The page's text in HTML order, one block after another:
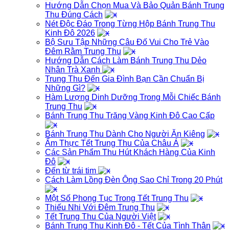
Hướng Dẫn Chọn Mua Và Bảo Quản Bánh Trung
Thu Đúng Cách
Nét Độc Đáo Trong Từng Hộp Bánh Trung Thu
Kinh Đô 2026
Bộ Sưu Tập Những Câu Đố Vui Cho Trẻ Vào
Đêm Rằm Trung Thu
Hướng Dẫn Cách Làm Bánh Trung Thu Dẻo
Nhân Trà Xanh
Trung Thu Đến Gia Đình Bạn Cần Chuẩn Bị
Những Gì?
Hàm Lượng Dinh Dưỡng Trong Mỗi Chiếc Bánh
Trung Thu
Bánh Trung Thu Trăng Vàng Kinh Đô Cao Cấp
Bánh Trung Thu Dành Cho Người Ăn Kiêng
Ẩm Thực Tết Trung Thu Của Châu Á
Các Sản Phẩm Thu Hút Khách Hàng Của Kinh
Đô
Đến từ trái tim
Cách Làm Lồng Đèn Ông Sao Chỉ Trong 20 Phút
Một Số Phong Tục Trong Tết Trung Thu
Thiếu Nhi Với Đêm Trung Thu
Tết Trung Thu Của Người Việt
Bánh Trung Thu Kinh Đô - Tết Của Tình Thân